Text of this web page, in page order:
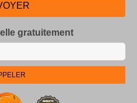
gratuitement